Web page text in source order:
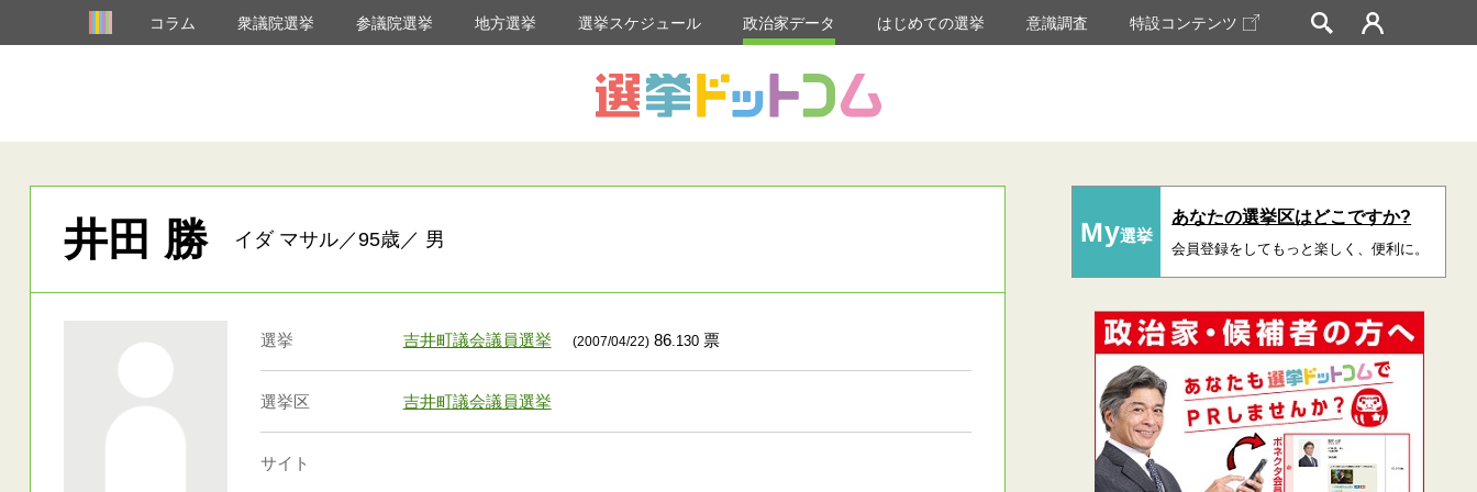
コラム 衆議院選挙 参議院選挙 地方選挙 選挙スケジュール 政治家データ はじめての選挙 意識調査 特設コンテンツ
井田 勝 イダ マサル／95歳／ 男
選挙 吉井町議会議員選挙 (2007/04/22)86.130票
選挙区 吉井町議会議員選挙
サイト
My選挙
あなたの選挙区はどこですか?
会員登録をしてもっと楽しく、便利に。